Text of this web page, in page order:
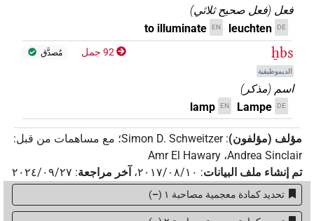
فعل (فعل صحيح ثلاثي)
DE
leuchten
EN
to illuminate
ẖbs
الديموطيقية
92 جمل مُصدَّق
اسم (مذكر)
DE
Lampe
EN
lamp
مؤلف (مؤلفون):
Simon D. Schweitzer؛ مع مساهمات من قبل:
Andrea Sinclair، Amr El Hawary
تم إنشاء ملف البيانات: ٢٠١٧/٠٨/١٠، آخر مراجعة: ٢٠٢٤/٠٩/٢٧
تحديد كمادة معجمية مصاحبة ١ –
)